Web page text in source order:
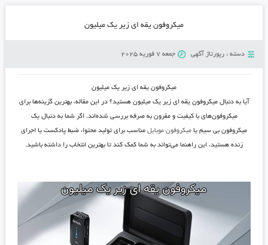
میکروفون یقه ای زیر یک میلیون
دسته : رپورتاژ آگهی جمعه 7 فوریه 2025
میکروفون یقه ای زیر یک میلیون
آیا به دنبالمیکروفون یقه ای زیر یک میلیون هستید؟ در این مقاله، بهترین گزینه‌ها برای
میکروفون‌های با کیفیت و مقرون به صرفه بررسی شده‌اند. اگر شما به دنبال یک
میکروفون بی سیمیا میکروفون موبایلمناسب برای تولید محتوا، ضبط پادکست یا اجرای
زنده هستید، این راهنما می‌تواند به شما کمک کند تا بهترین انتخاب را داشته باشید.